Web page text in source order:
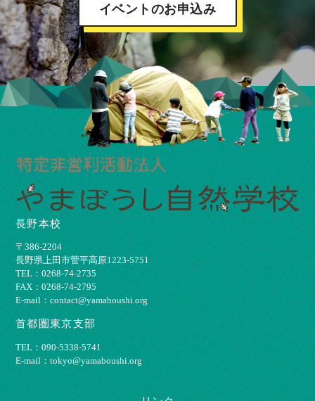
イベントのお申込み
長野本校
〒386-2204
⻑野県上⽥市菅平⾼原1223-5751
TEL：0268-74-2735
FAX：0268-74-2795
E-mail：contact@yamaboushi.org
首都圏東京支部
TEL：090-5338-5741
E-mail：tokyo@yamaboushi.org